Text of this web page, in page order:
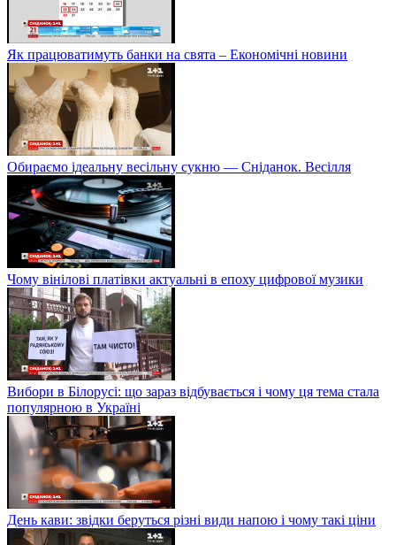
Як працюватимуть банки на свята – Економічні новини
Обираємо ідеальну весільну сукню — Сніданок. Весілля
Чому вінілові платівки актуальні в епоху цифрової музики
Вибори в Білорусі: що зараз відбувається і чому ця тема стала
популярною в Україні
День кави: звідки беруться різні види напою і чому такі ціни